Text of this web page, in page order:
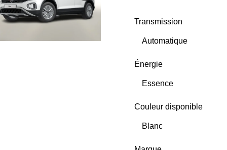
Transmission
Énergie
Couleur disponible